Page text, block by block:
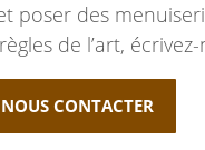
poser des
de l’art,
NOUS CONTACTER